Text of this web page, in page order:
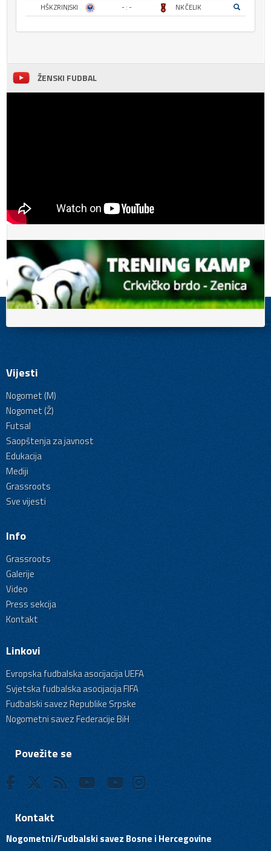
HŠK ZRINJSKI
- : - NK ČELIK
ŽENSKI FUDBAL
Vijesti
Nogomet (M)
Nogomet (Ž)
Futsal
Saopštenja za javnost
Edukacija
Mediji
Grassroots
Sve vijesti
Info
Grassroots
Galerije
Video
Press sekcija
Kontakt
Linkovi
Evropska fudbalska asocijacija UEFA
Svjetska fudbalska asocijacija FIFA
Fudbalski savez Republike Srpske
Nogometni savez Federacije BiH
Povežite se
Kontakt
Nogometni/Fudbalski savez Bosne i Hercegovine